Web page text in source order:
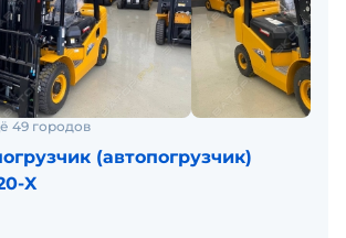
49 городов
(автопогрузчик)
X